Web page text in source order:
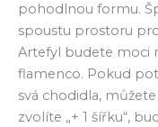
pohodlnou formu.
spoustu prostoru
Artefyl budete moci
flamenco. Pokud
svá chodidla,
zvolíte „+ 1 šířku“,